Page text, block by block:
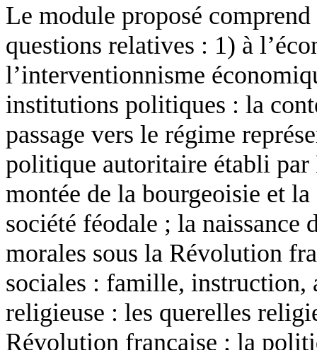
Le module proposé
questions relatives : 1) à
l’interventionnisme
institutions politiques : la
passage vers le régime
politique autoritaire établi
montée de la bourgeoisie et
société féodale ; la naissance
morales sous la Révolution
sociales : famille, instruction,
religieuse : les querelles
Révolution française ; la